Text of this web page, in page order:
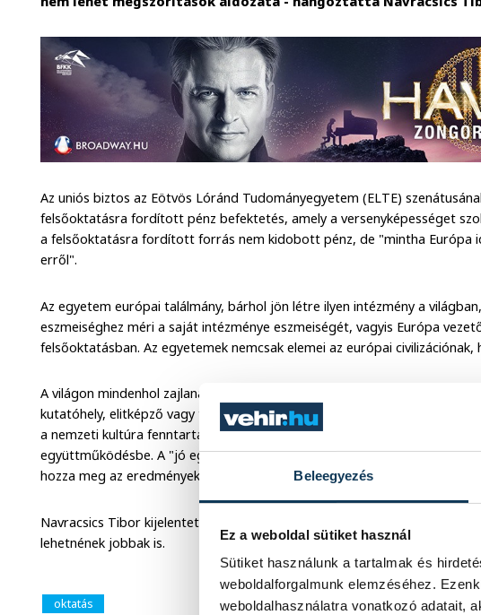
Beleegyezés
Ez a weboldal sütiket használ
Sütiket használunk a tartalmak és
weboldalforgalmunk elemzéséhez.
weboldalhasználatra vonatkozó adatait,
Az uniós biztos az Eötvös Lóránd Tudományegyetem (ELTE)
felsőoktatásra fordított pénz befektetés, amely a versenyképességet
a felsőoktatásra fordított forrás nem kidobott pénz, de "mintha Európa
erről".
Az egyetem európai találmány, bárhol jön létre ilyen intézmény a
eszmeiséghez méri a saját intézménye eszmeiségét, vagyis Európa
felsőoktatásban. Az egyetemek nemcsak elemei az európai civilizációnak,
A világon mindenhol zajlanak a viták arról, hogy mi ma az egyetem
kutatóhely, elitképző vagy tömegintézmény. Ugyancsak vita folyik arról,
a nemzeti kultúra fenntartása, a nemzeti nyelv ápolása vagy
együttműködésbe. A "jó egyensúlyt" kell megtalálni, hiszen sosem a
hozza meg az eredményeket.
Navracsics Tibor kijelentette: Európa méltán büszke az egyetemeire, az
lehetnének jobbak is.
oktatás